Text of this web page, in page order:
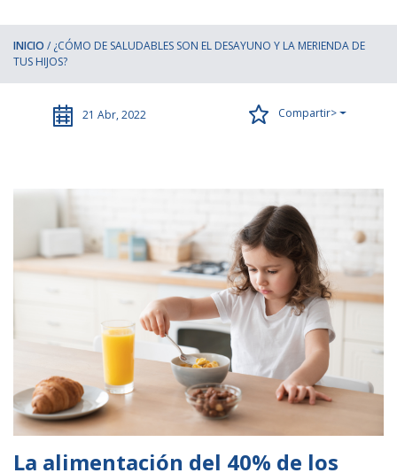
INICIO / ¿CÓMO DE SALUDABLES SON EL DESAYUNO Y LA MERIENDA DE
TUS HIJOS?
21 Abr, 2022 Compartir>
La alimentación del 40% de los